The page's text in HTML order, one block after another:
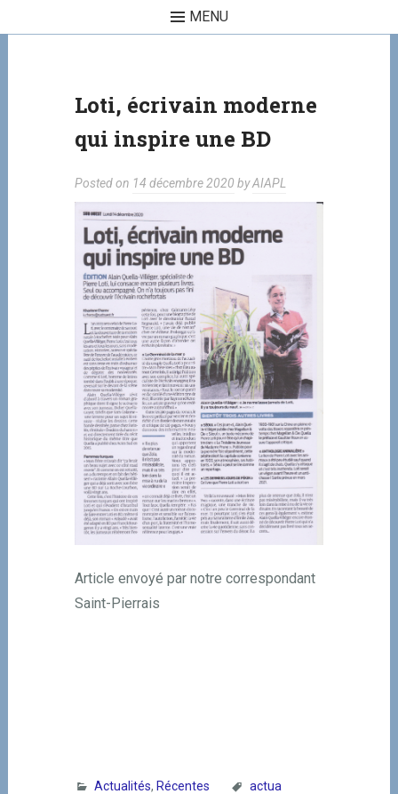
MENU
Loti, écrivain moderne
qui inspire une BD
Posted on 14 décembre 2020 byAIAPL
Article envoyé par notre correspondant
Saint-Pierrais
Actualités, Récentes actua